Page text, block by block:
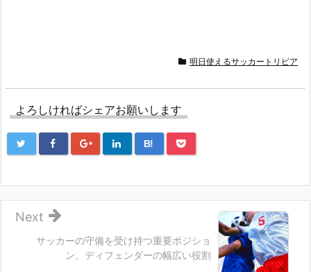
明日使えるサッカートリビア
よろしければシェアお願いします
B!
サッカーの守備を受け持つ重要ポジショ
ン、ディフェンダーの幅広い役割
Next